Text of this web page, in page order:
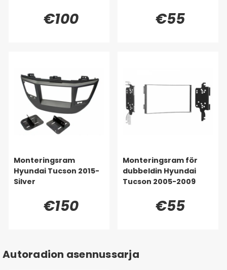
€100 €55
Monteringsram
Hyundai Tucson 2015-
Silver
€150
Monteringsram för
dubbeldin Hyundai
Tucson 2005-2009
€55
Autoradion asennussarja